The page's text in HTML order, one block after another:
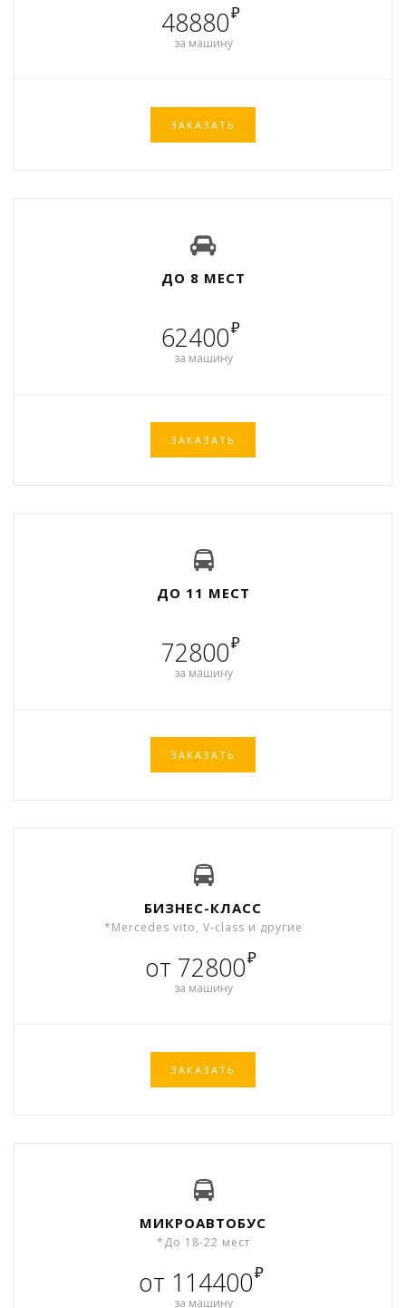
48880₽
за машину
ЗАКАЗАТЬ
ДО 8 МЕСТ
62400₽
за машину
ЗАКАЗАТЬ
ДО 11 МЕСТ
72800₽
за машину
ЗАКАЗАТЬ
БИЗНЕС-КЛАСС
*Mercedes vito, V-class и другие
от 72800₽
за машину
ЗАКАЗАТЬ
МИКРОАВТОБУС
*До 18-22 мест
от 114400₽
за машину